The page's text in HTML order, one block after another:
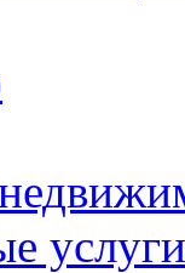
услуги